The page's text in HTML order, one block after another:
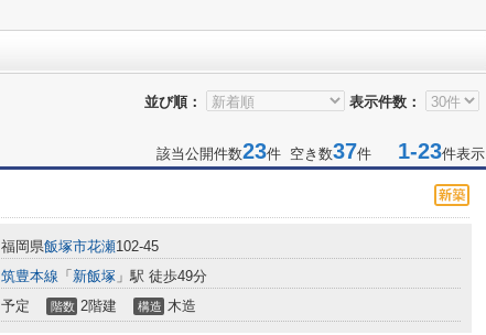
並び順： 表示件数：
該当公開件数23件 空き数37件 1-23件表示
福岡県飯塚市花瀬102-45
筑豊本線 「 新飯塚 」駅 徒歩49分
予定 階数 2階建 構造 木造